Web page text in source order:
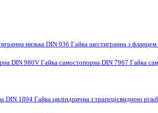
низька DIN 936 Гайка шестигранна з
DIN 980V Гайка самостопорна DIN 7967 Гайка
DIN 1804 Гайка циліндрична з трапецієвидною